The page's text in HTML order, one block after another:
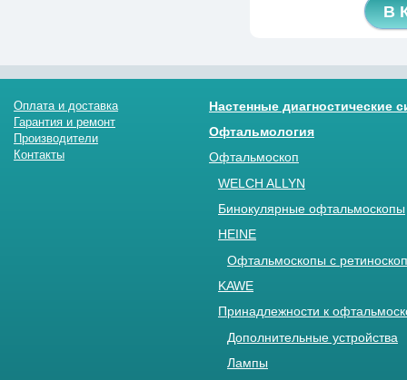
В
Оплата и доставка
Гарантия и ремонт
Производители
Контакты
Настенные диагностические
Офтальмология
Офтальмоскоп
WELCH ALLYN
Бинокулярные офтальмоскопы
HEINE
Офтальмоскопы с
KAWE
Принадлежности к
Дополнительные устройства
Лампы